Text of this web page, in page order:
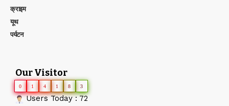
क्राइम
यूथ
पर्यटन
Our Visitor
0 1 4 1 8 3
Users Today : 72